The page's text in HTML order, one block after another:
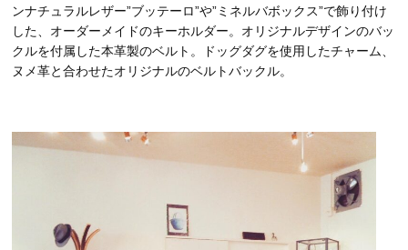
ンナチュラルレザー”ブッテーロ”や”ミネルバボックス”で飾り付け
した、オーダーメイドのキーホルダー。オリジナルデザインのバッ
クルを付属した本革製のベルト。ドッグダグを使用したチャーム、
ヌメ革と合わせたオリジナルのベルトバックル。